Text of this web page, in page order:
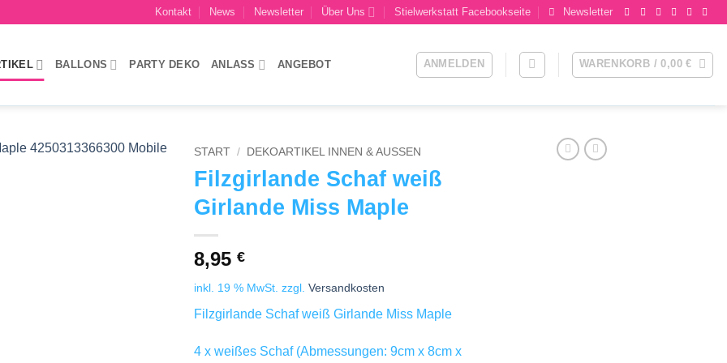
Kontakt News Newsletter Über Uns Stielwerkstatt Facebookseite Newsletter
BALLONS PARTY DEKO ANLASS ANGEBOT ANMELDEN WARENKORB /0,00€
START / DEKOARTIKEL INNEN & AUSSEN
Filzgirlande Schaf weiß
Girlande Miss Maple
8,95 €
inkl. 19 % MwSt. zzgl. Versandkosten
Filzgirlande Schaf weiß Girlande Miss Maple
4 x weißes Schaf (Abmessungen: 9cm x 8cm x